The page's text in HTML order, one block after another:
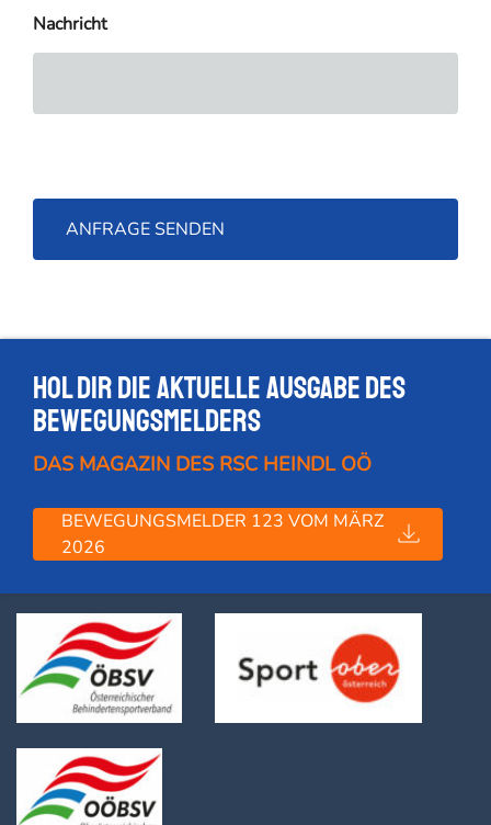
Nachricht
Hol dir die Aktuelle Ausgabe des
Bewegungsmelders
DAS MAGAZIN DES RSC HEINDL OÖ
BEWEGUNGSMELDER 123 VOM MÄRZ
2026